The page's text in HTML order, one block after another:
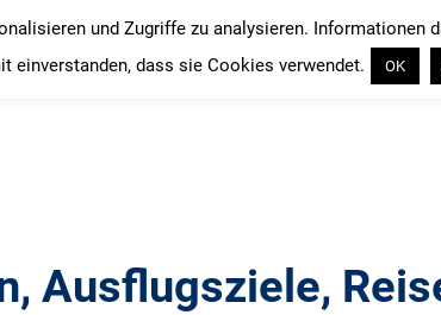
Ausflugsziele,
und Zugriffe zu analysieren. Informationen
einverstanden, dass sie Cookies verwendet.
OK